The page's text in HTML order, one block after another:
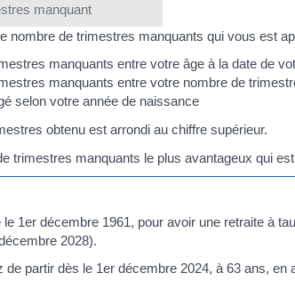
manquant
nombre de trimestres manquants qui vous est
manquants entre votre âge à la date de
manquants entre votre nombre de
selon votre année de naissance
obtenu est arrondi au chiffre supérieur.
trimestres manquants le plus avantageux qui
le 1er décembre 1961, pour avoir une retraite à
2028).
de partir dès le 1er décembre 2024, à 63 ans, en